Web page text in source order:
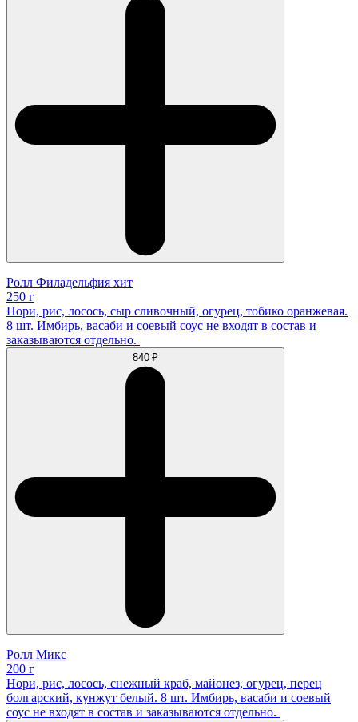
Ролл Филадельфия хит
250 г
Нори, рис, лосось, сыр сливочный, огурец, тобико оранжевая.
8 шт. Имбирь, васаби и соевый соус не входят в состав и
заказываются отдельно.
840 ₽
Ролл Микс
200 г
Нори, рис, лосось, снежный краб, майонез, огурец, перец
болгарский, кунжут белый. 8 шт. Имбирь, васаби и соевый
соус не входят в состав и заказываются отдельно.